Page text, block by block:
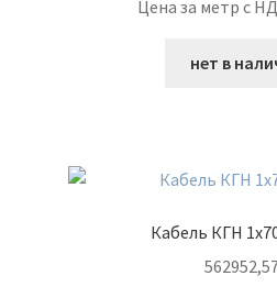
Цена за метр с
нет в
Кабель КГН